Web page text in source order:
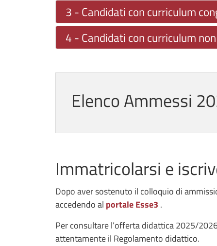
3 - Candidati con curriculum
4 - Candidati con curriculum
Elenco Ammessi
Immatricolarsi e
Dopo aver sostenuto il colloquio di
accedendo al portale Esse3 .
Per consultare l’offerta didattica 2025/
attentamente il Regolamento didattico.